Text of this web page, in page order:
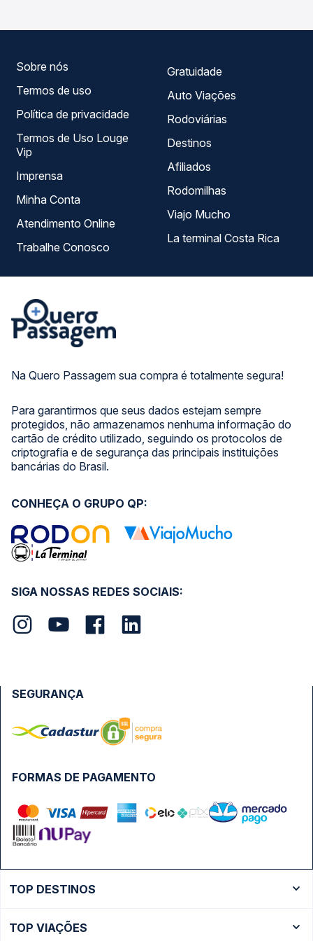
Na Quero Passagem sua compra é totalmente segura!
Para garantirmos que seus dados estejam sempre
protegidos, não armazenamos nenhuma informação do
cartão de crédito utilizado, seguindo os protocolos de
criptografia e de segurança das principais instituições
bancárias do Brasil.
Sobre nós
Termos de uso
Política de privacidade
Termos de Uso Louge
Vip
Imprensa
Minha Conta
Atendimento Online
Trabalhe Conosco
Gratuidade
Auto Viações
Rodoviárias
Destinos
Afiliados
Rodomilhas
Viajo Mucho
La terminal Costa Rica
SIGA NOSSAS REDES SOCIAIS:
CONHEÇA O GRUPO QP:
FORMAS DE PAGAMENTO
SEGURANÇA
TOP DESTINOS
Ônibus São Paulo
TOP VIAÇÕES